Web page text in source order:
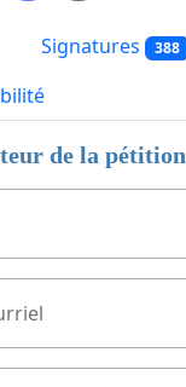
Signatures 388
de la pétition